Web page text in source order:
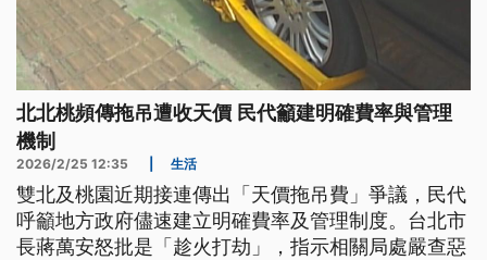
北北桃頻傳拖吊遭收天價 民代籲建明確費率與管理
機制
2026/2/25 12:35 生活
雙北及桃園近期接連傳出「天價拖吊費」爭議，民代
呼籲地方政府儘速建立明確費率及管理制度。台北市
長蔣萬安怒批是「趁火打劫」，指示相關局處嚴查惡